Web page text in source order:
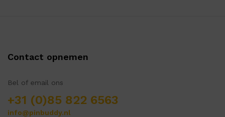
Contact opnemen
Bel of email ons
+31 (0)85 822 6563
info@pinbuddy.nl